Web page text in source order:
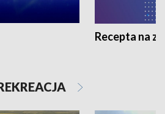
Recepta na